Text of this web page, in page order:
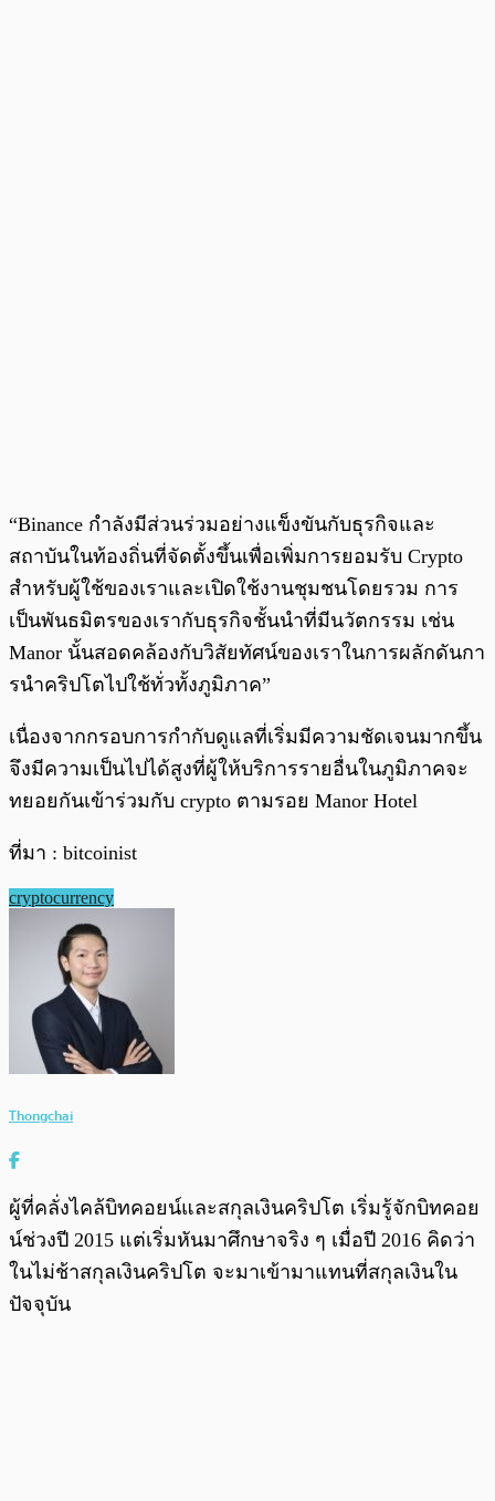
“Binance กำลังมีส่วนร่วมอย่างแข็งขันกับธุรกิจและ
สถาบันในท้องถิ่นที่จัดตั้งขึ้นเพื่อเพิ่มการยอมรับ Crypto
สำหรับผู้ใช้ของเราและเปิดใช้งานชุมชนโดยรวม การ
เป็นพันธมิตรของเรากับธุรกิจชั้นนำที่มีนวัตกรรม เช่น
Manor นั้นสอดคล้องกับวิสัยทัศน์ของเราในการผลักดันกา
รนำคริปโตไปใช้ทั่วทั้งภูมิภาค”
เนื่องจากกรอบการกำกับดูแลที่เริ่มมีความชัดเจนมากขึ้น
จึงมีความเป็นไปได้สูงที่ผู้ให้บริการรายอื่นในภูมิภาคจะ
ทยอยกันเข้าร่วมกับ crypto ตามรอย Manor Hotel
ที่มา : bitcoinist
cryptocurrency
Thongchai
ผู้ที่คลั่งไคล้บิทคอยน์และสกุลเงินคริปโต เริ่มรู้จักบิทคอย
น์ช่วงปี 2015 แต่เริ่มหันมาศึกษาจริง ๆ เมื่อปี 2016 คิดว่า
ในไม่ช้าสกุลเงินคริปโต จะมาเข้ามาแทนที่สกุลเงินใน
ปัจจุบัน